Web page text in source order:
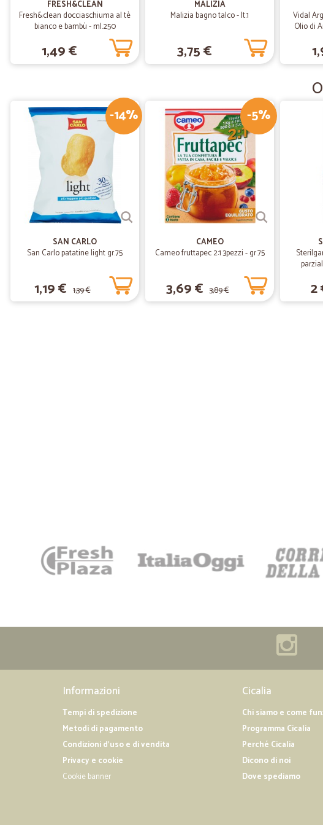
FRESH&CLEAN
Fresh&clean docciaschiuma al tè
bianco e bambù - ml.250
1,49 €
MALIZIA
Malizia bagno talco - lt.1
3,75 €
Vidal
Olio di
-14%
SAN CARLO
San Carlo patatine light gr.75
1,19 € 1,39 €
-5%
CAMEO
Cameo fruttapec 2:1 3pezzi - gr.75
3,69 € 3,89 € 2
Informazioni
Tempi di spedizione
Metodi di pagamento
Condizioni d'uso e di vendita
Privacy e cookie
Cookie banner
Cicalia
Chi siamo e come
Programma Cicalia
Perché Cicalia
Dicono di noi
Dove spediamo